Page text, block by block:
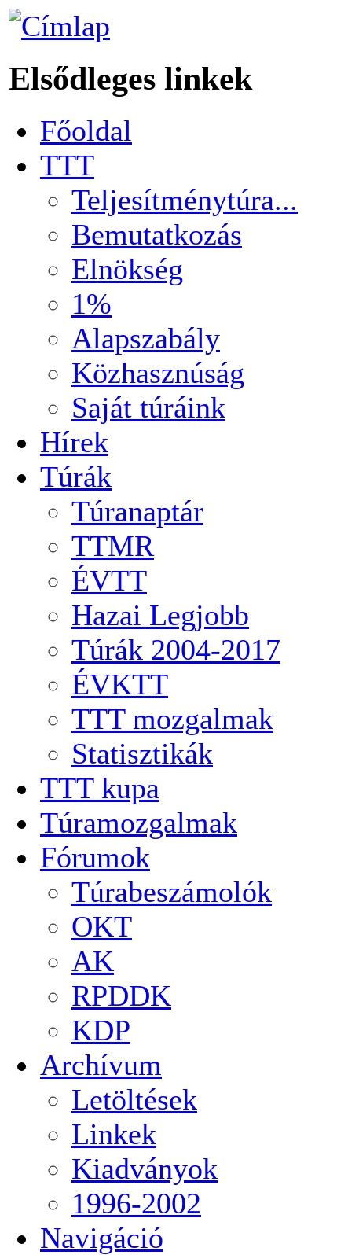
Elsődleges linkek
Főoldal
TTT
Teljesítménytúra...
Bemutatkozás
Elnökség
1%
Alapszabály
Közhasznúság
Saját túráink
Hírek
Túrák
Túranaptár
TTMR
ÉVTT
Hazai Legjobb
Túrák 2004-2017
ÉVKTT
TTT mozgalmak
Statisztikák
TTT kupa
Túramozgalmak
Fórumok
Túrabeszámolók
OKT
AK
RPDDK
KDP
Archívum
Letöltések
Linkek
Kiadványok
1996-2002
Navigáció